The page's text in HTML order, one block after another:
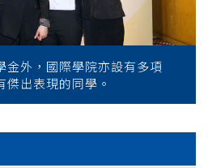
金外，國際學院亦設有多項
出表現的同學。